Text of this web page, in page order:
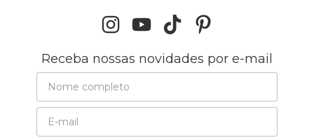
Receba nossas novidades por e-mail